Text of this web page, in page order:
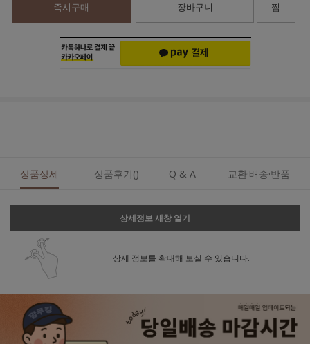
즉시구매 장바구니 찜
상품상세 상품후기() Q & A 교환·배송·반품
상세정보 새창 열기
상세 정보를 확대해 보실 수 있습니다.